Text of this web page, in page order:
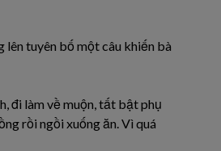
lên tuyên bố một câu khiến bà
đi làm về muộn, tất bật phụ
rồi ngồi xuống ăn. Vì quá